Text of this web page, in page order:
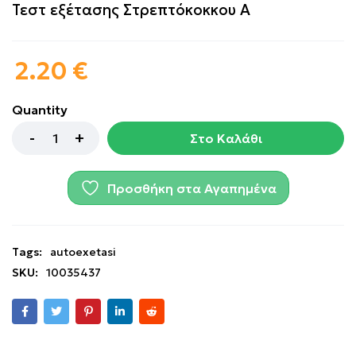
Τεστ εξέτασης Στρεπτόκοκκου Α
2.20 €
Quantity
Στο Καλάθι
Προσθήκη στα Αγαπημένα
Tags:
autoexetasi
SKU:
10035437